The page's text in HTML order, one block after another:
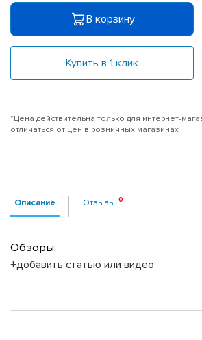
В корзину
Купить в 1 клик
*Цена действительна только для интернет-
отличаться от цен в розничных магазинах
Описание Отзывы
Обзоры:
+добавить статью или видео